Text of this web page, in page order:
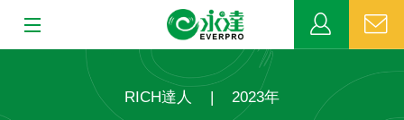
RICH達人 | 2023年